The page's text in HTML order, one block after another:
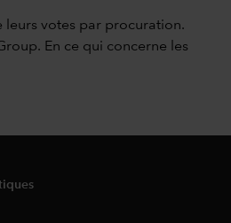
leurs votes par procuration.
En ce qui concerne les